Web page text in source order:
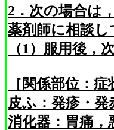
2．次の場合は
薬剤師に相談
（1）服用後，
［関係部位：症
皮ふ：発疹・発
消化器：胃痛，